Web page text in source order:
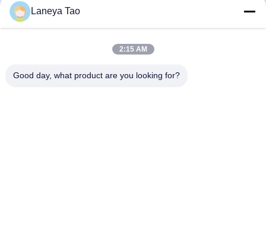
Laneya Tao
2:15 AM
Good day, what product are you looking for?